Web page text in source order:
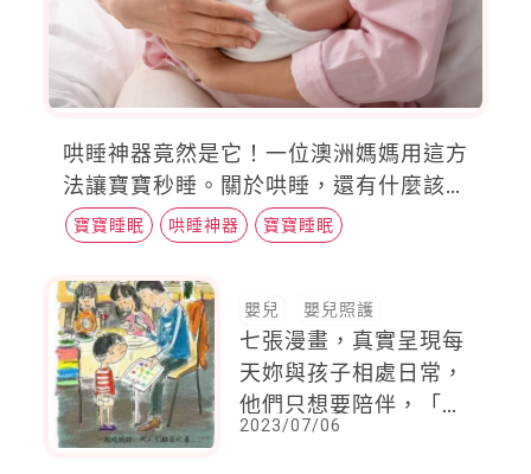
哄睡神器竟然是它！一位澳洲媽媽用這方
法讓寶寶秒睡。關於哄睡，還有什麼該注
意的事項？
寶寶睡眠 哄睡神器 寶寶睡眠
嬰兒 嬰兒照護
七張漫畫，真實呈現每
天妳與孩子相處日常，
他們只想要陪伴，「今
天，你願意為孩子放下
2023/07/06